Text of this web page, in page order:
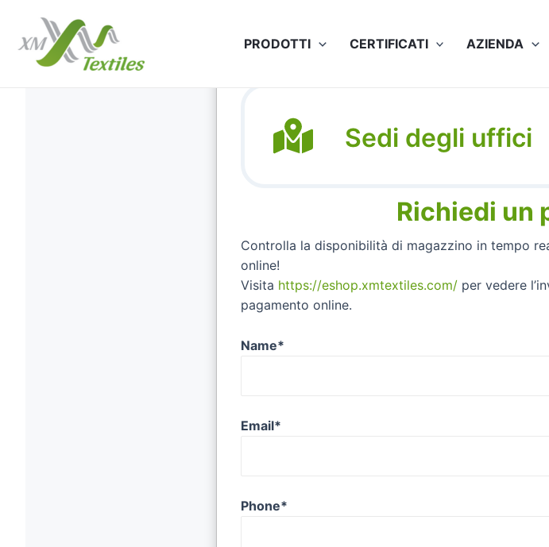
contenuto
PRODOTTI CERTIFICATI AZIENDA
Sedi degli uffici
Richiedi un
Controlla la disponibilità di magazzino in tempo
online!
Visita https://eshop.xmtextiles.com/ per vedere
pagamento online.
Name*
Email*
Phone*